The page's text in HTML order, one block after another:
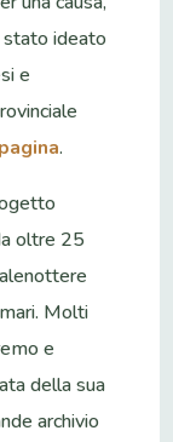
ideato
e
pagina.
oltre 25
Molti
e
della sua
archivio